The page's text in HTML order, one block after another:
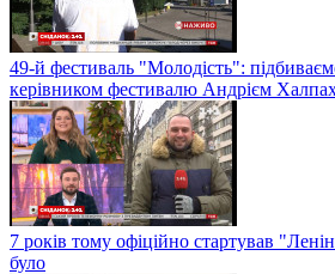
49-й фестиваль "Молодість":
керівником фестивалю Андрієм
7 років тому офіційно стартував
було